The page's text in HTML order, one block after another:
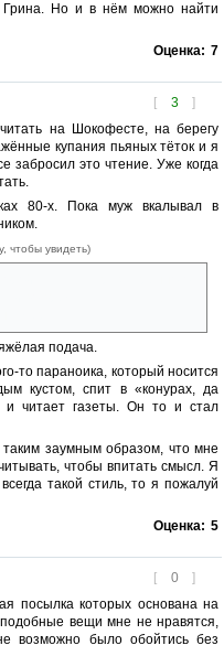
Грина. Но и в нём можно найти
Оценка: 7
[ 3 ]
на Шокофесте, на берегу
купания пьяных тёток и я
забросил это чтение. Уже когда
80-х. Пока муж вкалывал в
чтобы увидеть)
подача.
то параноика, который носится
кустом, спит в «конурах, да
читает газеты. Он то и стал
заумным образом, что мне
чтобы впитать смысл. Я
такой стиль, то я пожалуй
Оценка: 5
[ 0 ]
посылка которых основана на
вещи мне не нравятся,
возможно было обойтись без